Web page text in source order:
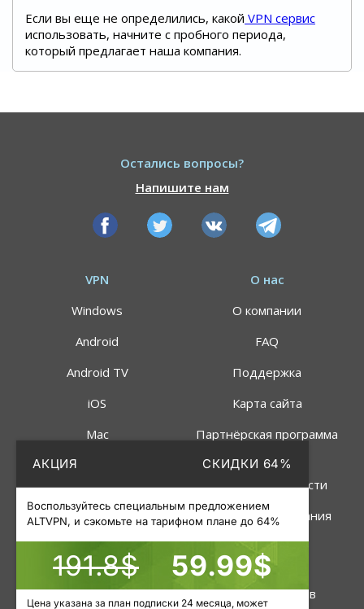
АКЦИЯ СКИДКИ 64%
Воспользуйтесь специальным предложением
ALTVPN, и сэкомьте на тарифном плане до 64%
191.8$ 59.99$
Цена указана за план подписки 24 месяца, может
Если вы еще не определились, какой VPN сервис
использовать, начните с пробного периода,
который предлагает наша компания.
Остались вопросы?
Напишите нам
VPN
Windows
Android
Android TV
iOS
Mac
О нас
О компании
FAQ
Поддержка
Карта сайта
Партнёрская программа
Политика
конфиденциальности
Правила пользования
Услуги
VPN
Инструменты
Статус серверов